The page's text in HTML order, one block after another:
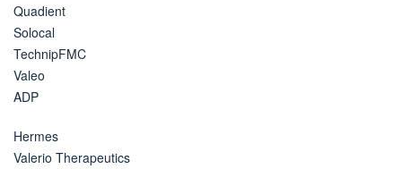
Quadient
Solocal
TechnipFMC
Valeo
ADP
Hermes
Valerio Therapeutics